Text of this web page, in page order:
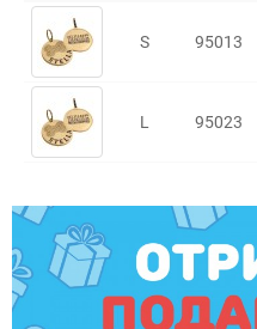
S 95013
L 95023